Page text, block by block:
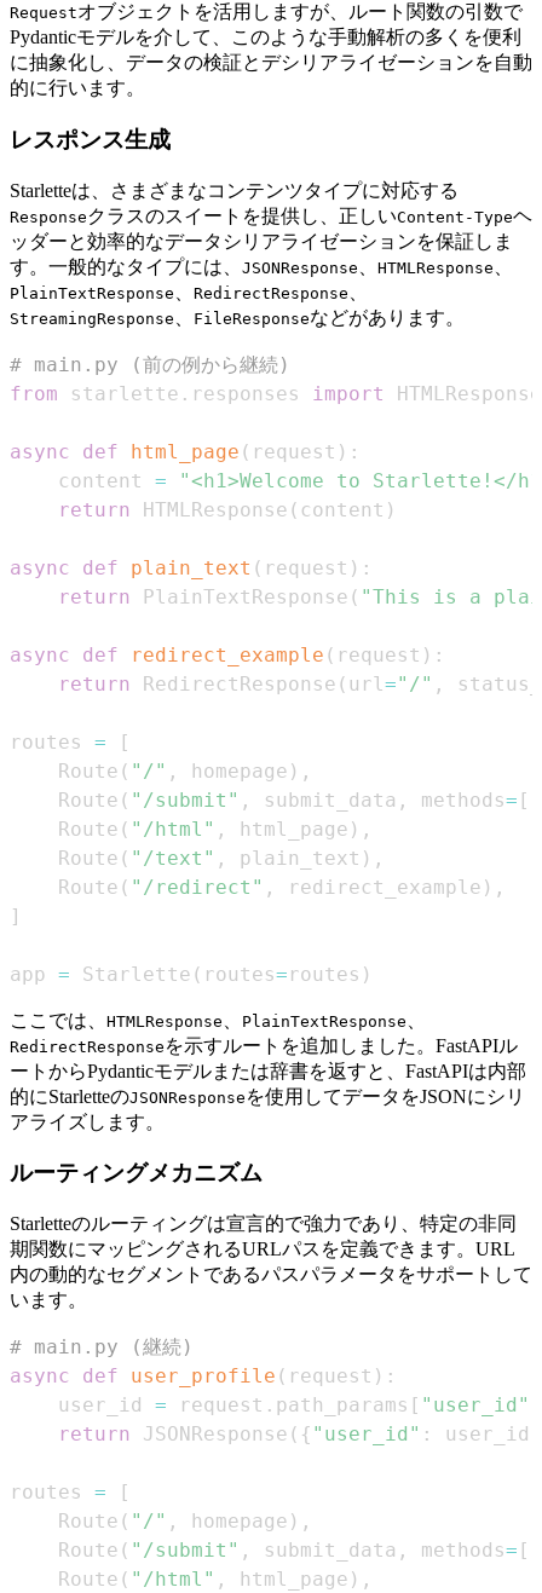
Requestオブジェクトを活用しますが、ルート関数の引数で
Pydanticモデルを介して、このような手動解析の多くを便利
に抽象化し、データの検証とデシリアライゼーションを自動
的に行います。
レスポンス生成
Starletteは、さまざまなコンテンツタイプに対応する
Response クラスのスイートを提供し、正しいContent-Typeヘ
ッダーと効率的なデータシリアライゼーションを保証しま
す。一般的なタイプには、 JSONResponse HTMLResponse
PlainTextResponse RedirectResponse
StreamingResponse FileResponseなどがあります。
# main.py (前の例から継続)
from starlette . responses import HTMLResponse
async def html_page ( request ) :
    content
=
"<h1>Welcome to Starlette!</
return
HTMLResponse ( content )
async def plain_text ( request ) :
return
PlainTextResponse ( "This is a
async def redirect_example ( request ) :
return
RedirectResponse ( url ="/" ,
routes =
[
    Route
( "/" , homepage ) ,
    Route
( "/submit" , submit_data , methods= [
    Route
( "/html" , html_page ) ,
    Route
( "/text" , plain_text ) ,
    Route
( "/redirect" , redirect_example ) ,
]
app = Starlette ( routes= routes )
ここでは、 HTMLResponse PlainTextResponse
RedirectResponse を示すルートを追加しました。FastAPIル
ートからPydanticモデルまたは辞書を返すと、FastAPIは内部
的にStarletteのJSONResponse を使用してデータをJSONにシリ
アライズします。
ルーティングメカニズム
Starletteのルーティングは宣言的で強力であり、特定の非同
期関数にマッピングされるURLパスを定義できます。URL
内の動的なセグメントであるパスパラメータをサポートして
います。
# main.py (継続)
async
def user_profile ( request ) :
    user_id
= request . path_params [ "user_id"
return
JSONResponse ( { "user_id" : user_id
routes =
[
    Route
( "/" , homepage ) ,
    Route
( "/submit" , submit_data , methods= [
    Route
( "/html" , html_page ) ,